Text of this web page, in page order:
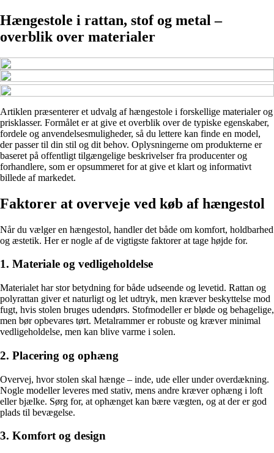
Hængestole i rattan, stof og metal –
overblik over materialer
Artiklen præsenterer et udvalg af hængestole i forskellige materialer og
prisklasser. Formålet er at give et overblik over de typiske egenskaber,
fordele og anvendelsesmuligheder, så du lettere kan finde en model,
der passer til din stil og dit behov. Oplysningerne om produkterne er
baseret på offentligt tilgængelige beskrivelser fra producenter og
forhandlere, som er opsummeret for at give et klart og informativt
billede af markedet.
Faktorer at overveje ved køb af hængestol
Når du vælger en hængestol, handler det både om komfort, holdbarhed
og æstetik. Her er nogle af de vigtigste faktorer at tage højde for.
1. Materiale og vedligeholdelse
Materialet har stor betydning for både udseende og levetid. Rattan og
polyrattan giver et naturligt og let udtryk, men kræver beskyttelse mod
fugt, hvis stolen bruges udendørs. Stofmodeller er bløde og behagelige,
men bør opbevares tørt. Metalrammer er robuste og kræver minimal
vedligeholdelse, men kan blive varme i solen.
2. Placering og ophæng
Overvej, hvor stolen skal hænge – inde, ude eller under overdækning.
Nogle modeller leveres med stativ, mens andre kræver ophæng i loft
eller bjælke. Sørg for, at ophænget kan bære vægten, og at der er god
plads til bevægelse.
3. Komfort og design